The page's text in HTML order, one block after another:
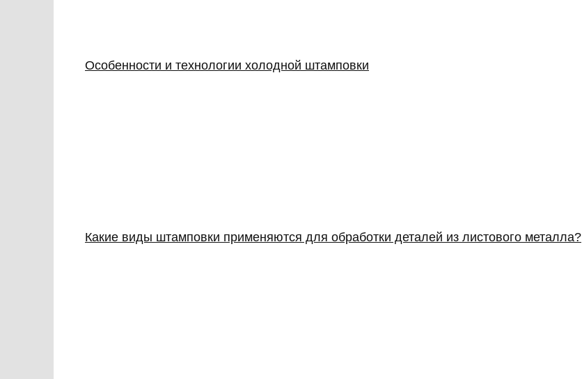
Особенности и технологии холодной штамповки
Какие виды штамповки применяются для обработки деталей из листового металла?